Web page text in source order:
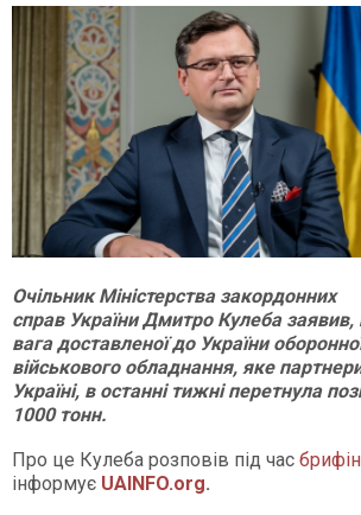
Очільник Міністерства закордонних
справ України Дмитро Кулеба
вага доставленої до України
військового обладнання, яке
Україні, в останні тижні перетнула
1000 тонн.
Про це Кулеба розповів під час
інформує UAINFO.org.